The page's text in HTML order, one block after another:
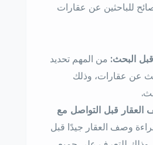
للباحثين عن عقارات
البحث: من المهم تحديد
عن عقارات، وذلك
العقار قبل التواصل مع
وصف العقار جيدًا قبل